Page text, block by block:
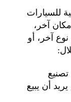
للسيارات
آخر،
آخر، أو
أن يبيع